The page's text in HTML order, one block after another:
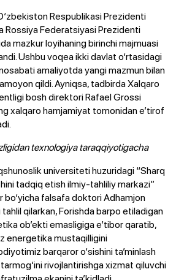
Respublikasi Prezidenti
Rossiya Federatsiyasi Prezidenti
mazkur loyihaning birinchi majmuasi
Ushbu voqea ikki davlat o‘rtasidagi
amaliyotda yangi mazmun bilan
qildi. Ayniqsa, tadbirda Xalqaro
bosh direktori Rafael Grossi
xalqaro hamjamiyat tomonidan e’tirof
texnologiya taraqqiyotigacha
universiteti huzuridagi “Sharq
tadqiq etish ilmiy-tahliliy markazi”
falsafa doktori Adhamjon
qilarkan, Forishda barpo etiladigan
ob’ekti emasligiga e’tibor qaratib,
energetika mustaqilligini
barqaror o‘sishini ta’minlash
rivojlantirishga xizmat qiluvchi